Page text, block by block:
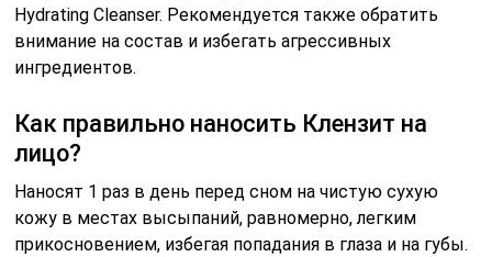
Hydrating Cleanser. Рекомендуется также обратить
внимание на состав и избегать агрессивных
ингредиентов.
Как правильно наносить Клензит на
лицо?
Наносят 1 раз в день перед сном на чистую сухую
кожу в местах высыпаний, равномерно, легким
прикосновением, избегая попадания в глаза и на губы.